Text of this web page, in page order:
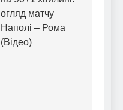
огляд матчу
Наполі – Рома
(Відео)